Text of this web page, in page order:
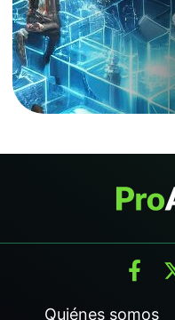
Quiénes somos